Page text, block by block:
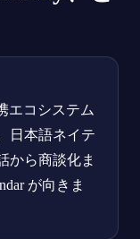
エコシステム
日本語ネイテ
から商談化ま
が向きま